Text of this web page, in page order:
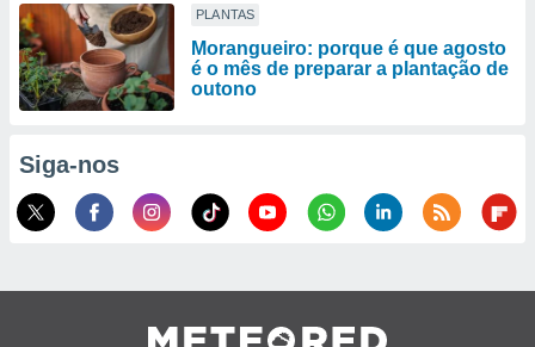
PLANTAS
Morangueiro: porque é que agosto
é o mês de preparar a plantação de
outono
Siga-nos